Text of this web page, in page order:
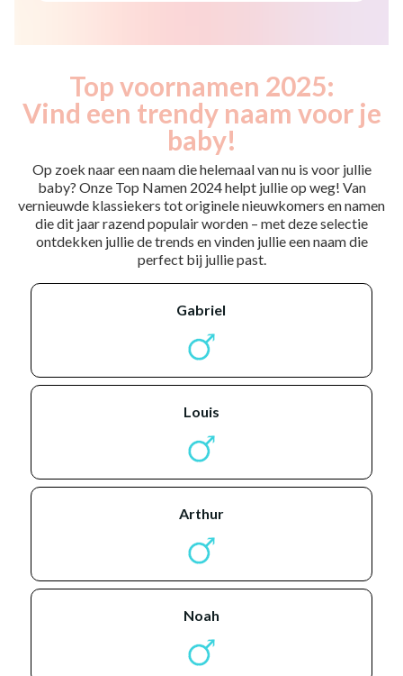
Top voornamen 2025:
Vind een trendy naam voor je
baby!
Op zoek naar een naam die helemaal van nu is voor jullie
baby? Onze Top Namen 2024 helpt jullie op weg! Van
vernieuwde klassiekers tot originele nieuwkomers en namen
die dit jaar razend populair worden – met deze selectie
ontdekken jullie de trends en vinden jullie een naam die
perfect bij jullie past.
gabriel
louis
arthur
noah